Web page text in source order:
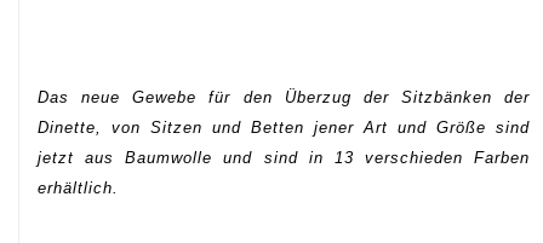
Das neue Gewebe für den Überzug der Sitzbänken der
Dinette, von Sitzen und Betten jener Art und Größe sind
jetzt aus Baumwolle und sind in 13 verschieden Farben
erhältlich.